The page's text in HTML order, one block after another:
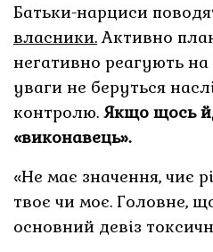
Батьки-нарциси
власники.Активно
негативно реагують
уваги не беруться
контролю.Якщо щось
«виконавець».
«Не має значення, чиє
твоє чи моє. Головне,
основний девіз